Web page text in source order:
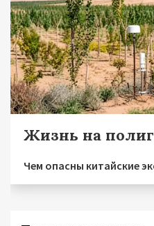
Жизнь на
Чем опасны китайские